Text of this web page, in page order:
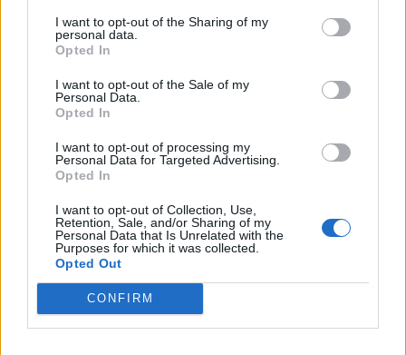
I want to opt-out of the Sharing of my
personal data.
Opted In
I want to opt-out of the Sale of my
Personal Data.
Opted In
I want to opt-out of processing my
Personal Data for Targeted Advertising.
Opted In
I want to opt-out of Collection, Use,
Retention, Sale, and/or Sharing of my
Personal Data that Is Unrelated with the
Purposes for which it was collected.
Opted Out
CONFIRM
Τελευταία Νέα
λέτε σε έναν επισκέπτη
27 Φεβρουαρίου 2026
Πάνω από 100 μωρά έχουν
γεννηθεί μέσω εξωσωματικής, με
την υποστήριξη της Be-Live
27 Φεβρουαρίου 2026